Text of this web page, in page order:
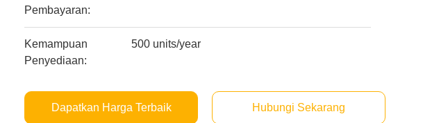
Pembayaran:
Kemampuan
Penyediaan:
500 units/year
Dapatkan Harga Terbaik Hubungi Sekarang